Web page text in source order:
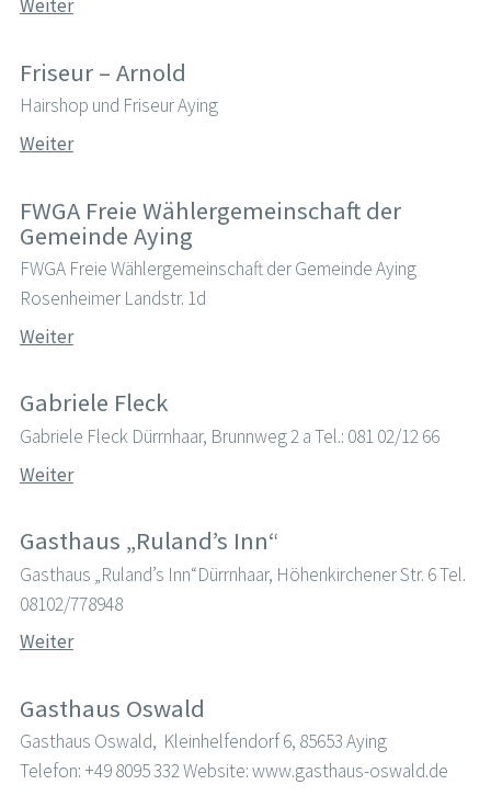
Weiter
Friseur – Arnold
Hairshop und Friseur Aying
Weiter
FWGA Freie Wählergemeinschaft der
Gemeinde Aying
FWGA Freie Wählergemeinschaft der Gemeinde Aying
Rosenheimer Landstr. 1d
Weiter
Gabriele Fleck
Gabriele Fleck Dürrnhaar, Brunnweg 2 a Tel.: 081 02/12 66
Weiter
Gasthaus „Ruland’s Inn“
Gasthaus „Ruland’s Inn“Dürrnhaar, Höhenkirchener Str. 6 Tel.
08102/778948
Weiter
Gasthaus Oswald
Gasthaus Oswald, Kleinhelfendorf 6, 85653 Aying
Telefon: +49 8095 332 Website: www.gasthaus-oswald.de